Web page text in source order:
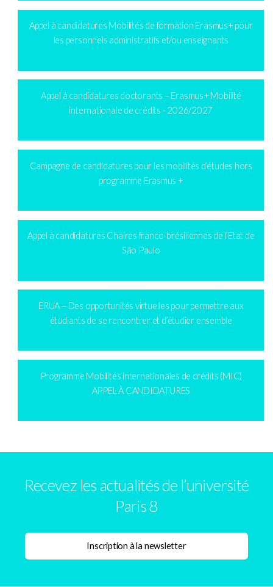
Appel à candidatures Mobilités de formation Erasmus+ pour
les personnels administratifs et/ou enseignants
Appel à candidatures doctorants – Erasmus+ Mobilité
internationale de crédits - 2026/2027
Campagne de candidatures pour les mobilités d’études hors
programme Erasmus +
Appel à candidatures Chaires franco-brésiliennes de l’Etat de
São Paulo
ERUA – Des opportunités virtuelles pour permettre aux
étudiants de se rencontrer et d’étudier ensemble
Programme Mobilités internationales de crédits (MIC)
APPEL À CANDIDATURES
Recevez les actualités de l’université
Paris 8